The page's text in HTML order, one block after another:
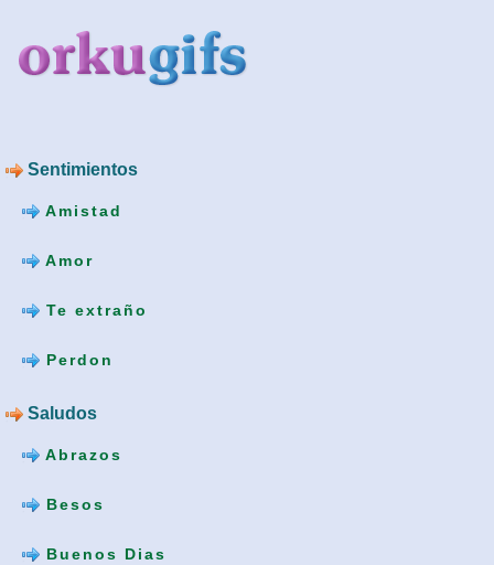
Sentimientos
Amistad
Amor
Te extraño
Perdon
Saludos
Abrazos
Besos
Buenos Dias